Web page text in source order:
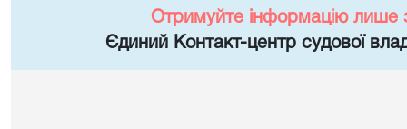
Отримуйте інформацію лише
Єдиний Контакт-центр судової